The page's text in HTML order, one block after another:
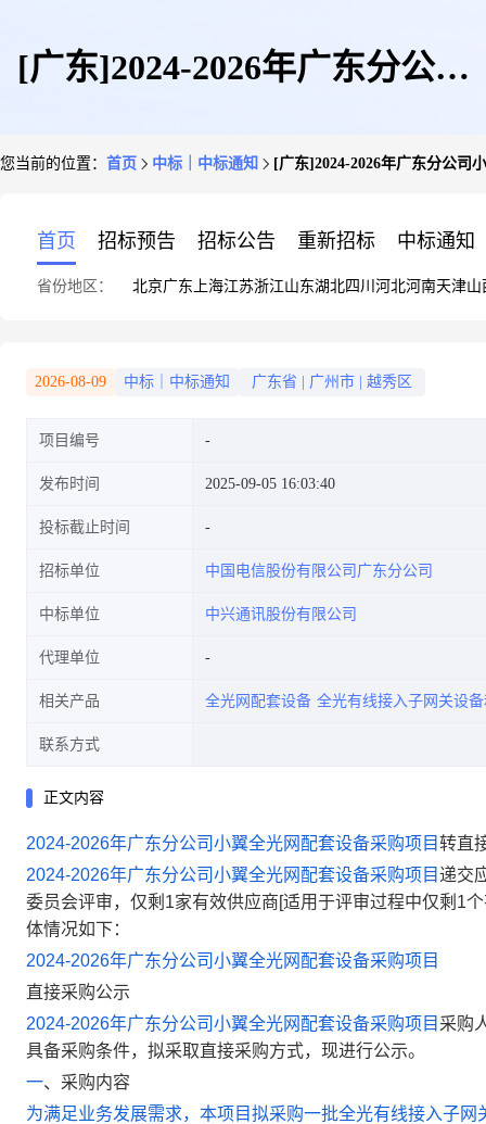
[广东]2024-2026年广东分公司
您当前的位置： 首页 中标｜中标通知 [广东]2024-2026年广东分公司
首页 招标预告 招标公告 重新招标 中标通知
省份地区： 北京广东 上海江苏浙江山东湖北四川 河北河南天津山
2026-08-09 中标｜中标通知 广东省 广州市 越秀区
项目编号
发布时间 2025-09-05 16:03:40
投标截止时间
招标单位 中国电信股份有限公司广东分公司
中标单位 中兴通讯股份有限公司
代理单位
相关产品 全光网配套设备 全光有线接入子网关设
联系方式
正文内容
2024-2026年广东分公司小翼全光网配套设备采购项目转直
2024-2026年广东分公司小翼全光网配套设备采购项目递交
委员会评审，仅剩1家有效供应商[适用于评审过程中仅剩1
体情况如下：
2024-2026年广东分公司小翼全光网配套设备采购项目
直接采购公示
2024-2026年广东分公司小翼全光网配套设备采购项目 采购
具备采购条件，拟采取直接采购方式，现进行公示。
一、 采购内容
为满足业务发展需求，本项目拟采购一批全光有线接入子